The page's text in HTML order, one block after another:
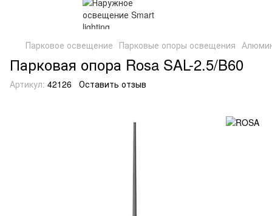
Парковое освещение Парковые опоры освещения
Парковая опора Rosa SAL-2.5/B60
Артикул: 42126 Оставить отзыв